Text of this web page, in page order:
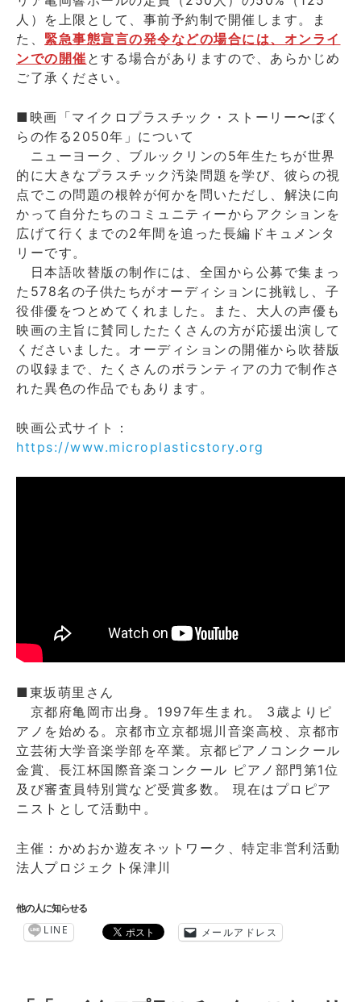
人）を上限として、事前予約制で開催します。ま
た、 緊急事態宣言の発令などの場合には、オンライ
ンでの開催 とする場合がありますので、あらかじめ
ご了承ください。
■映画「マイクロプラスチック・ストーリー〜ぼく
らの作る2050年」について
ニューヨーク、ブルックリンの5年生たちが世界
的に大きなプラスチック汚染問題を学び、彼らの視
点でこの問題の根幹が何かを問いただし、解決に向
かって自分たちのコミュニティーからアクションを
広げて行くまでの2年間を追った長編ドキュメンタ
リーです。
日本語吹替版の制作には、全国から公募で集まっ
た578名の子供たちがオーディションに挑戦し、子
役俳優をつとめてくれました。また、大人の声優も
映画の主旨に賛同したたくさんの方が応援出演して
くださいました。オーディションの開催から吹替版
の収録まで、たくさんのボランティアの力で制作さ
れた異色の作品でもあります。
映画公式サイト：
https://www.microplasticstory.org
■東坂萌里さん
京都府亀岡市出身。1997年生まれ。 3歳よりピ
アノを始める。京都市立京都堀川音楽高校、京都市
立芸術大学音楽学部を卒業。京都ピアノコンクール
金賞、長江杯国際音楽コンクール ピアノ部門第1位
及び審査員特別賞など受賞多数。 現在はプロピア
ニストとして活動中。
主催：かめおか遊友ネットワーク、特定非営利活動
法人プロジェクト保津川
他の人に知らせる
LINE メールアドレス